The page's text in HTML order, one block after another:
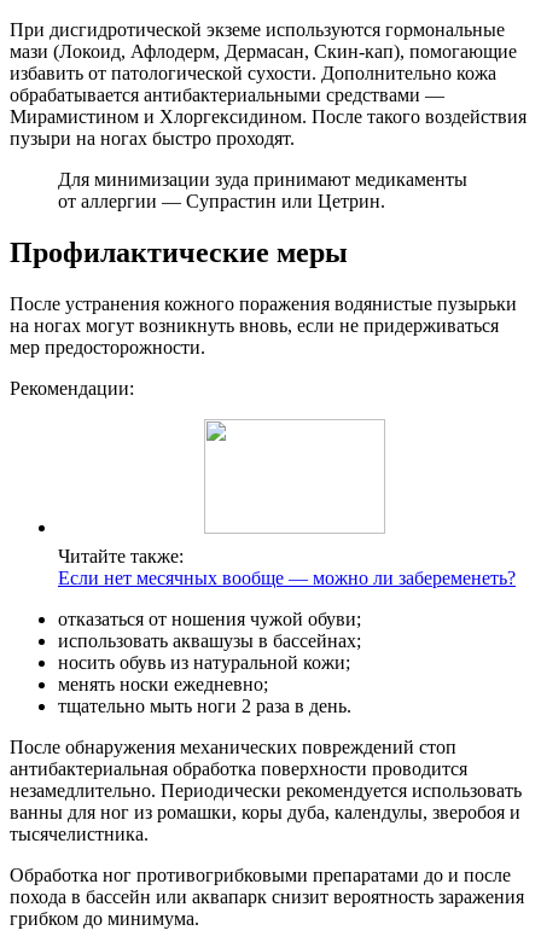
При дисгидротической экземе используются гормональные
мази (Локоид, Афлодерм, Дермасан, Скин-кап), помогающие
избавить от патологической сухости. Дополнительно кожа
обрабатывается антибактериальными средствами —
Мирамистином и Хлоргексидином. После такого воздействия
пузыри на ногах быстро проходят.
Для минимизации зуда принимают медикаменты
от аллергии — Супрастин или Цетрин.
Профилактические меры
После устранения кожного поражения водянистые пузырьки
на ногах могут возникнуть вновь, если не придерживаться
мер предосторожности.
Рекомендации:
Читайте также:
Если нет месячных вообще — можно ли забеременеть?
отказаться от ношения чужой обуви;
использовать аквашузы в бассейнах;
носить обувь из натуральной кожи;
менять носки ежедневно;
тщательно мыть ноги 2 раза в день.
После обнаружения механических повреждений стоп
антибактериальная обработка поверхности проводится
незамедлительно. Периодически рекомендуется использовать
ванны для ног из ромашки, коры дуба, календулы, зверобоя и
тысячелистника.
Обработка ног противогрибковыми препаратами до и после
похода в бассейн или аквапарк снизит вероятность заражения
грибком до минимума.